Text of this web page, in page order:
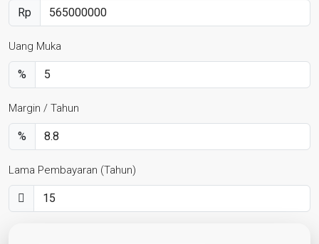
Rp
Uang Muka
%
Margin / Tahun
%
Lama Pembayaran (Tahun)